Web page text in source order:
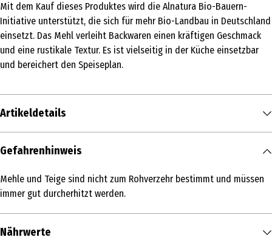
Mit dem Kauf dieses Produktes wird die Alnatura Bio-Bauern-
Initiative unterstützt, die sich für mehr Bio-Landbau in Deutschland
einsetzt. Das Mehl verleiht Backwaren einen kräftigen Geschmack
und eine rustikale Textur. Es ist vielseitig in der Küche einsetzbar
und bereichert den Speiseplan.
Artikeldetails
Inhalt
Produkttyp
Zutaten
Gefahrenhinweis
Mehle und Teige sind nicht zum Rohverzehr bestimmt und müssen
immer gut durcherhitzt werden.
Nährwerte